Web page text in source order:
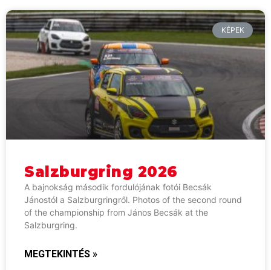
KÉPEK
Salzburgring 2026
A bajnokság második fordulójának fotói Becsák
Jánostól a Salzburgringről. Photos of the second round
of the championship from János Becsák at the
Salzburgring.
MEGTEKINTÉS »